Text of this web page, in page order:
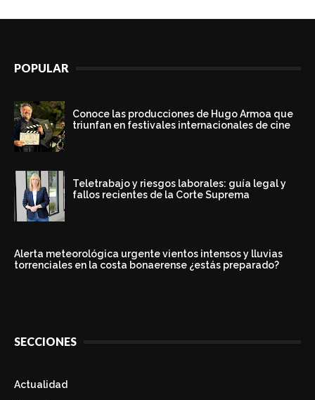
POPULAR
Conoce las producciones de Hugo Armoa que
triunfan en festivales internacionales de cine
Teletrabajo y riesgos laborales: guía legal y
fallos recientes de la Corte Suprema
Alerta meteorológica urgente vientos intensos y lluvias
torrenciales en la costa bonaerense ¿estás preparado?
SECCIONES
Actualidad